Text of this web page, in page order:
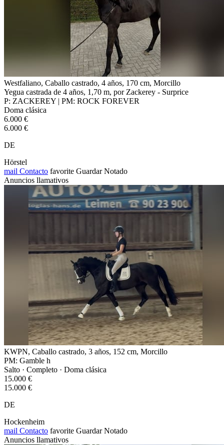
Westfaliano, Caballo castrado, 4 años, 170 cm, Morcillo
Yegua castrada de 4 años, 1,70 m, por Zackerey - Surprice
P: ZACKEREY | PM: ROCK FOREVER
Doma clásica
6.000 €
6.000 €
DE
Hörstel
mail Contacto favorite Guardar Notado
Anuncios llamativos
KWPN, Caballo castrado, 3 años, 152 cm, Morcillo
PM: Gamble h
Salto · Completo · Doma clásica
15.000 €
15.000 €
DE
Hockenheim
mail Contacto favorite Guardar Notado
Anuncios llamativos